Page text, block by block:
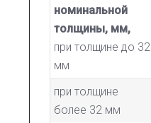
номинальной
толщины, мм,
при толщине до 32
мм
при толщине
более 32 мм